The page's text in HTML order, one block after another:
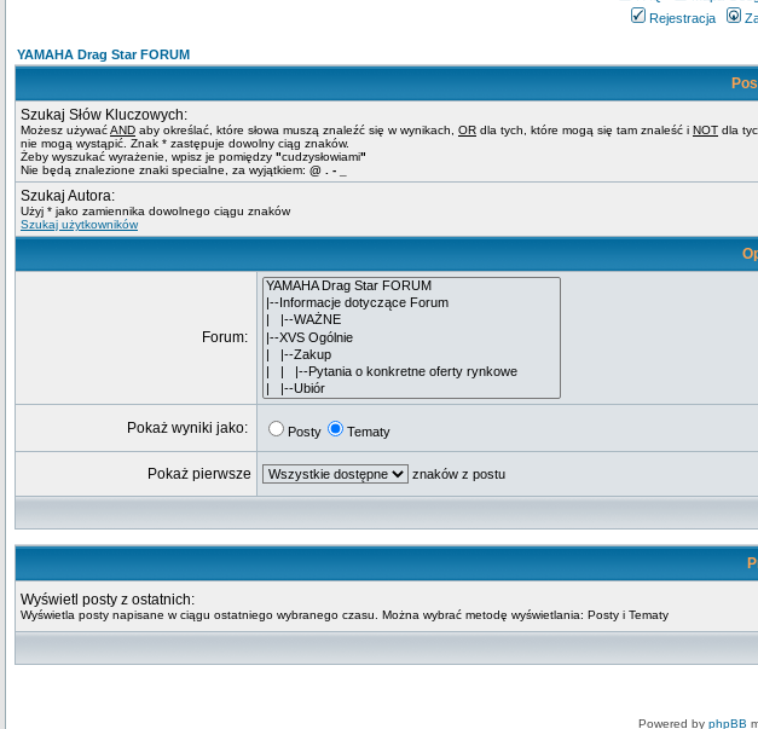
Rejestracja
YAMAHA Drag Star FORUM
Szukaj Słów Kluczowych:
Możesz używaćAND aby określać, które słowa muszą znaleźć się w wynikach, OR dla tych, które mogą się tam znaleść i NOT dla
nie mogą wystąpić. Znak * zastępuje dowolny ciąg znaków.
Żeby wyszukać wyrażenie, wpisz je pomiędzy "cudzysłowiami"
Nie będą znalezione znaki specialne, za wyjątkiem: @ . - _
Szukaj Autora:
Użyj * jako zamiennika dowolnego ciągu znaków
Szukaj użytkowników
Forum:
Pokaż wyniki jako: Posty Tematy
Pokaż pierwsze znaków z postu
Wyświetl posty z ostatnich:
Wyświetla posty napisane w ciągu ostatniego wybranego czasu. Można wybrać metodę wyświetlania: Posty i Tematy
Powered by phpBB